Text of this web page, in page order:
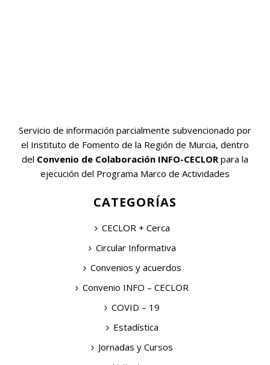
Servicio de información parcialmente subvencionado por
el Instituto de Fomento de la Región de Murcia, dentro
del Convenio de Colaboración INFO-CECLOR para la
ejecución del Programa Marco de Actividades
CATEGORÍAS
CECLOR + Cerca
Circular Informativa
Convenios y acuerdos
Convenio INFO – CECLOR
COVID – 19
Estadística
Jornadas y Cursos